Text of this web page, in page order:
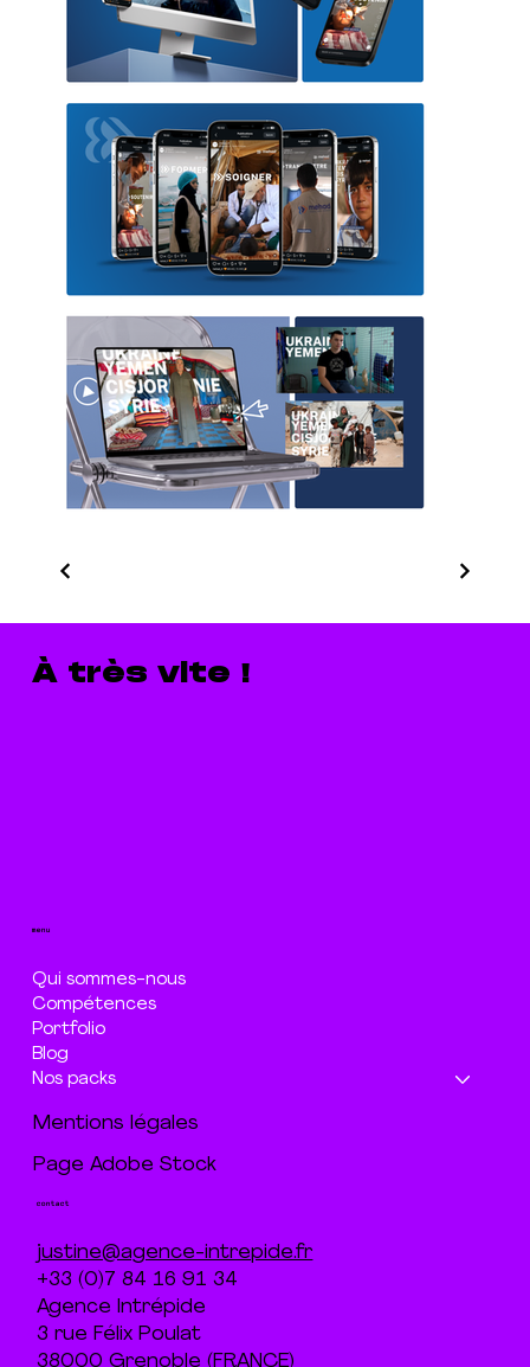
À très vite !
menu
Qui sommes-nous
Compétences
Portfolio
Blog
Nos packs
Mentions légales
Page Adobe Stock
contact
justine@agence-intrepide.fr
+33 (0)7 84 16 91 34
Agence Intrépide
3 rue Félix Poulat
38000 Grenoble (FRANCE)